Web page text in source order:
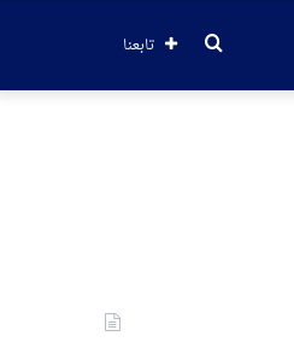
تابعنا بحث